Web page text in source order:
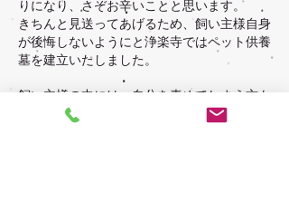
りになり、さぞお辛いことと思います。
きちんと見送ってあげるため、飼い主様自身
が後悔しないようにと浄楽寺ではペット供養
墓を建立いたしました。
飼い主様の中には、自分を責めてしまう方も
いらっしゃいます。心苦しいそのお気持ちは